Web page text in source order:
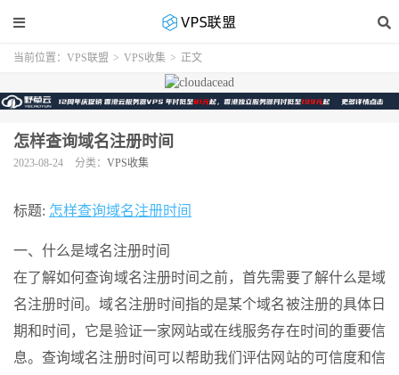
当前位置： VPS联盟 > VPS收集 > 正文
怎样查询域名注册时间
2023-08-24 分类： VPS收集
标题: 怎样查询域名注册时间
一、什么是域名注册时间
在了解如何查询域名注册时间之前，首先需要了解什么是域
名注册时间。域名注册时间指的是某个域名被注册的具体日
期和时间，它是验证一家网站或在线服务存在时间的重要信
息。查询域名注册时间可以帮助我们评估网站的可信度和信